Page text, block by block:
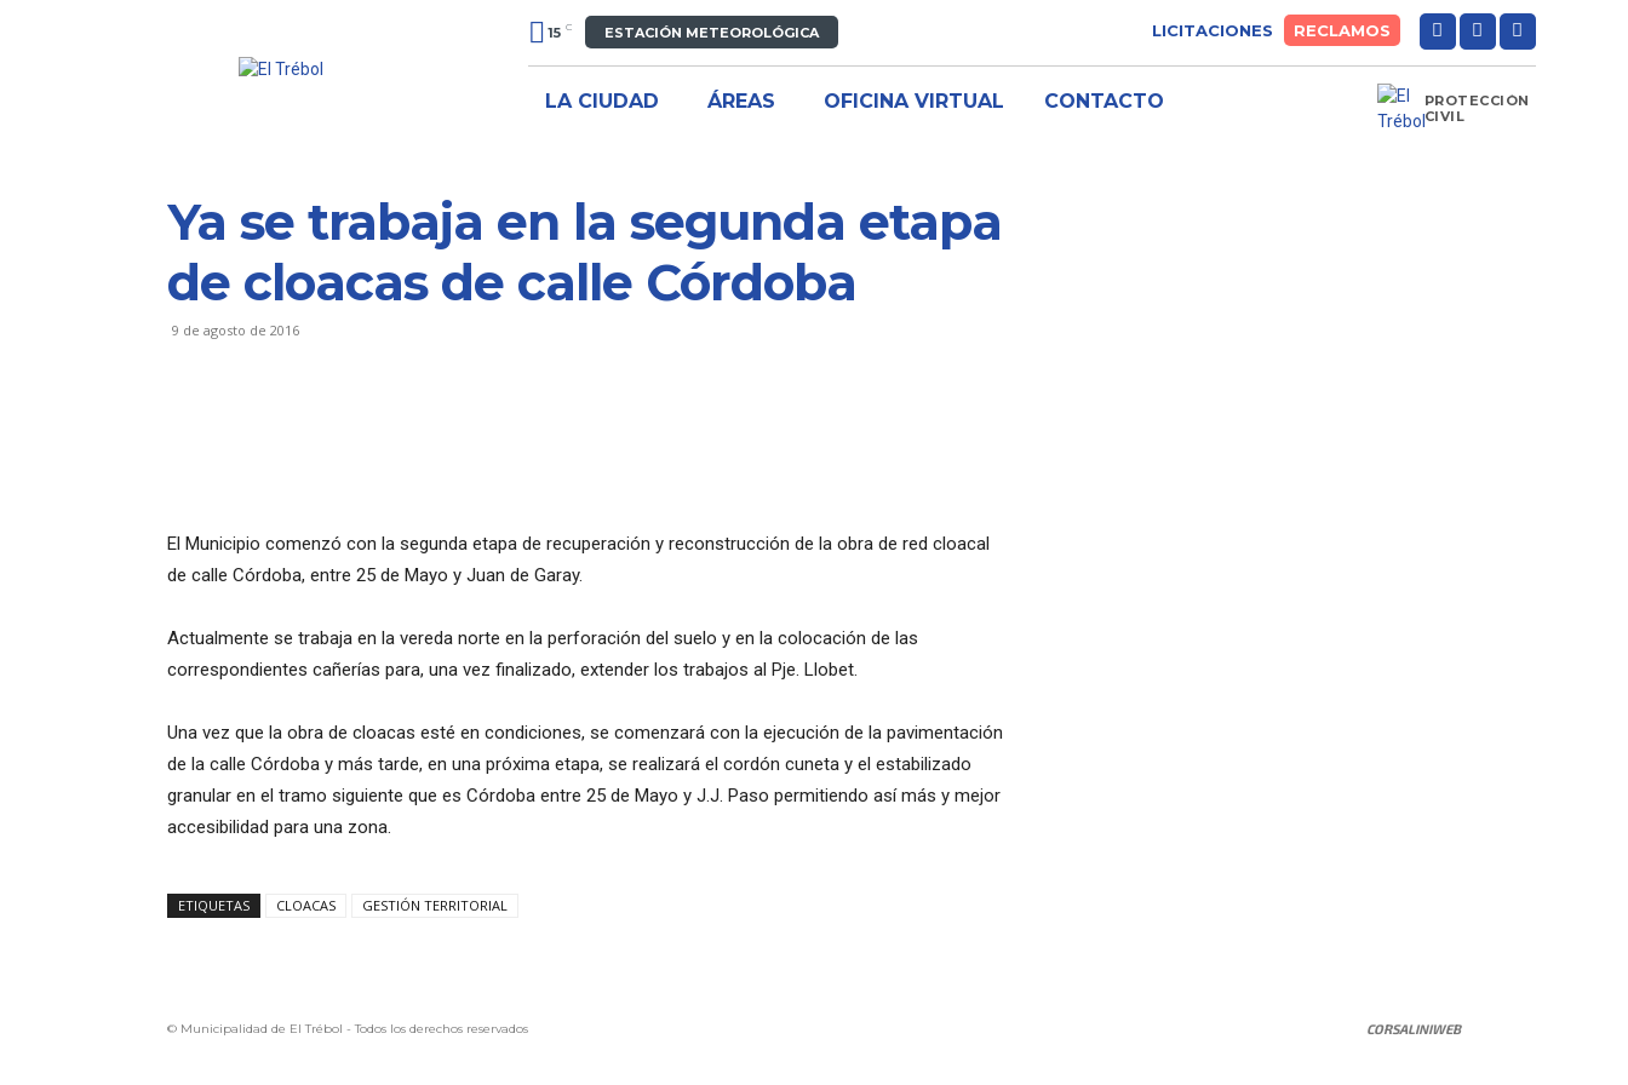
15 C ESTACIÓN METEOROLÓGICA LICITACIONES RECLAMOS
LA CIUDAD ÁREAS OFICINA VIRTUAL CONTACTO
PROTECCIÓN
CIVIL
Ya se trabaja en la segunda etapa
de cloacas de calle Córdoba
9 de agosto de 2016
El Municipio comenzó con la segunda etapa de recuperación y reconstrucción de la obra de red cloacal
de calle Córdoba, entre 25 de Mayo y Juan de Garay.
Actualmente se trabaja en la vereda norte en la perforación del suelo y en la colocación de las
correspondientes cañerías para, una vez finalizado, extender los trabajos al Pje. Llobet.
Una vez que la obra de cloacas esté en condiciones, se comenzará con la ejecución de la pavimentación
de la calle Córdoba y más tarde, en una próxima etapa, se realizará el cordón cuneta y el estabilizado
granular en el tramo siguiente que es Córdoba entre 25 de Mayo y J.J. Paso permitiendo así más y mejor
accesibilidad para una zona.
ETIQUETAS CLOACAS GESTIÓN TERRITORIAL
CORSALINIWEB
© Municipalidad de El Trébol - Todos los derechos reservados